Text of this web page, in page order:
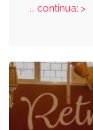
... continua: >